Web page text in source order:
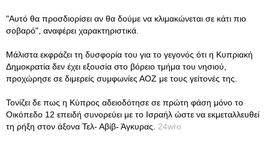
"Αυτό θα προσδιορίσει αν θα δούμε να κλιμακώνεται σε κάτι πιο
σοβαρό", αναφέρει χαρακτηριστικά.
Μάλιστα εκφράζει τη δυσφορία του για το γεγονός ότι η Κυπριακή
Δημοκρατία δεν έχει εξουσία στο βόρειο τμήμα του νησιού,
προχώρησε σε διμερείς συμφωνίες ΑΟΖ με τους γείτονές της.
Τονίζει δε πως η Κύπρος αδειοδότησε σε πρώτη φάση μόνο το
Οικόπεδο 12 επειδή συνορεύει με το Ισραήλ ώστε να εκμεταλλευθεί
τη ρήξη στον άξονα Τελ- Αβίβ- Άγκυρας. 24wro